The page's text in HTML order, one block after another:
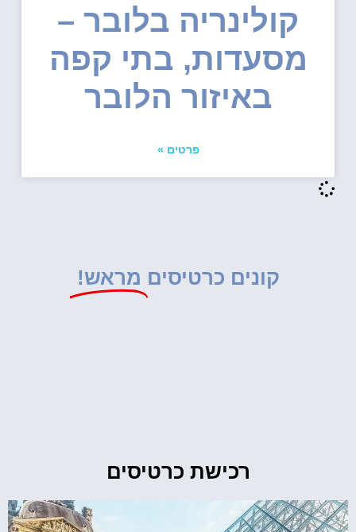
קולינריה בלובר –
מסעדות, בתי קפה
באיזור הלובר
פרטים »
קונים כרטיסים מראש!
רכישת כרטיסים